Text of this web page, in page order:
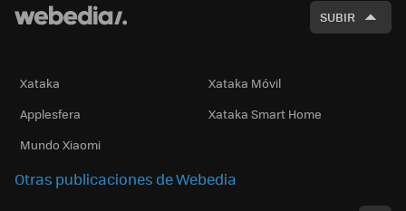
SUBIR
Xataka
Xataka Móvil
Applesfera
Xataka Smart Home
Mundo Xiaomi
Otras publicaciones de Webedia